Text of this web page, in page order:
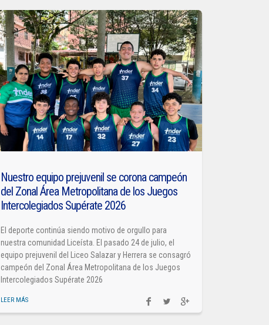
Nuestro equipo prejuvenil se corona campeón
del Zonal Área Metropolitana de los Juegos
Intercolegiados Supérate 2026
El deporte continúa siendo motivo de orgullo para
nuestra comunidad Liceísta. El pasado 24 de julio, el
equipo prejuvenil del Liceo Salazar y Herrera se consagró
campeón del Zonal Área Metropolitana de los Juegos
Intercolegiados Supérate 2026
LEER MÁS